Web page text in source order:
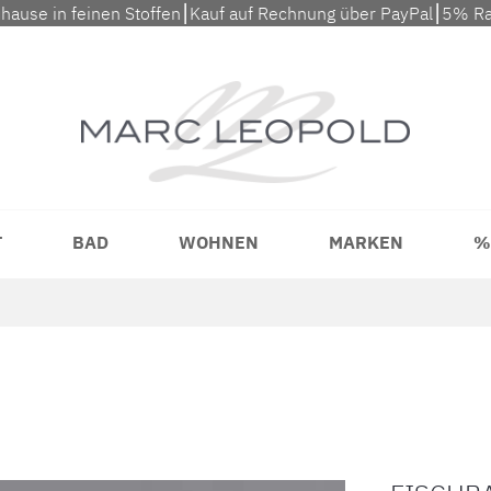
in feinen Stoffen⎮Kauf auf Rechnung über PayPal⎮5%
BAD WOHNEN MARKEN